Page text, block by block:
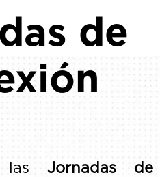
de
Directa
lasJornadas de